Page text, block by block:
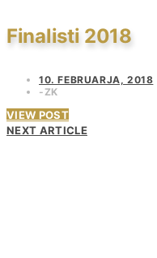
Finalisti 2018
10. FEBRUARJA, 2018
ZK
VIEW POST
NEXT ARTICLE